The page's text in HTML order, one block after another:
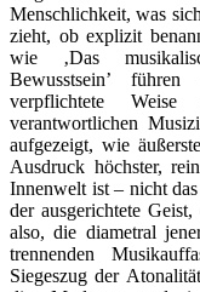
Menschlichkeit, was
zieht, ob explizit
wie ‚Das
Bewusstsein’
verpflichtete Weise
verantwortlichen
aufgezeigt, wie
Ausdruck höchster,
Innenwelt ist – nicht
der ausgerichtete
also, die diametral
trennenden
Siegeszug der